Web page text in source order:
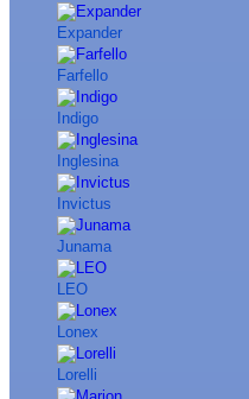
Expander
Farfello
Indigo
Inglesina
Invictus
Junama
LEO
Lonex
Lorelli